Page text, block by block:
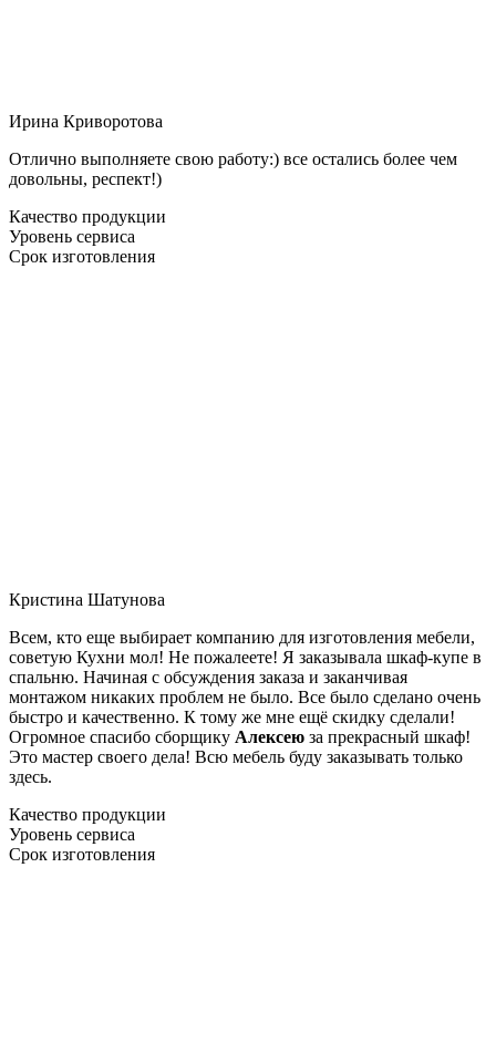
Ирина Криворотова
Отлично выполняете свою работу:) все остались более чем
довольны, респект!)
Качество продукции
Уровень сервиса
Срок изготовления
Кристина Шатунова
Всем, кто еще выбирает компанию для изготовления мебели,
советую Кухни мол! Не пожалеете! Я заказывала шкаф-купе в
спальню. Начиная с обсуждения заказа и заканчивая
монтажом никаких проблем не было. Все было сделано очень
быстро и качественно. К тому же мне ещё скидку сделали!
Огромное спасибо сборщику Алексею за прекрасный шкаф!
Это мастер своего дела! Всю мебель буду заказывать только
здесь.
Качество продукции
Уровень сервиса
Срок изготовления